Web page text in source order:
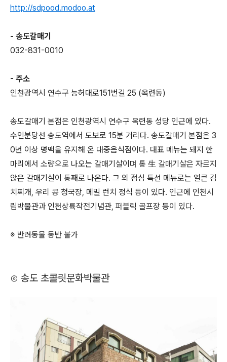
http://sdpood.modoo.at
- 송도갈매기
032-831-0010
- 주소
인천광역시 연수구 능허대로151번길 25 (옥련동)
송도갈매기 본점은 인천광역시 연수구 옥련동 성당 인근에 있다.
수인분당선 송도역에서 도보로 15분 거리다. 송도갈매기 본점은 3
0년 이상 명맥을 유지해 온 대중음식점이다. 대표 메뉴는 돼지 한
마리에서 소량으로 나오는 갈매기살이며 통 生 갈매기살은 자르지
않은 갈매기살이 통째로 나온다. 그 외 점심 특선 메뉴로는 얼큰 김
치찌개, 우리 콩 청국장, 메밀 런치 정식 등이 있다. 인근에 인천시
립박물관과 인천상륙작전기념관, 퍼블릭 골프장 등이 있다.
※ 반려동물 동반 불가
⊙ 송도 초콜릿문화박물관